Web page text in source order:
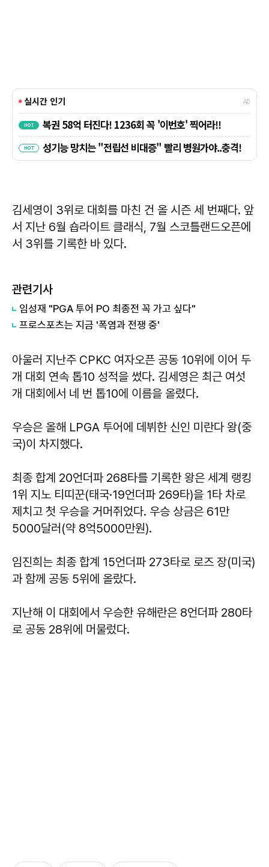
김세영이 3위로 대회를 마친 건 올 시즌 세 번째다. 앞
서 지난 6월 숍라이트 클래식, 7월 스코틀랜드오픈에
서 3위를 기록한 바 있다.
관련기사
임성재 "PGA 투어 PO 최종전 꼭 가고 싶다"
프로스포츠는 지금 '폭염과 전쟁 중'
아울러 지난주 CPKC 여자오픈 공동 10위에 이어 두
개 대회 연속 톱10 성적을 썼다. 김세영은 최근 여섯
개 대회에서 네 번 톱10에 이름을 올렸다.
우승은 올해 LPGA 투어에 데뷔한 신인 미란다 왕(중
국)이 차지했다.
최종 합계 20언더파 268타를 기록한 왕은 세계 랭킹
1위 지노 티띠꾼(태국·19언더파 269타)을 1타 차로
제치고 첫 우승을 거머쥐었다. 우승 상금은 61만
5000달러(약 8억5000만원).
임진희는 최종 합계 15언더파 273타로 로즈 장(미국)
과 함께 공동 5위에 올랐다.
지난해 이 대회에서 우승한 유해란은 8언더파 280타
로 공동 28위에 머물렀다.